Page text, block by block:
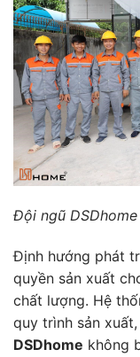
Đội ngũ DSDhome
Định hướng phát
quyền sản xuất
chất lượng. Hệ
quy trình sản
DSDhome không